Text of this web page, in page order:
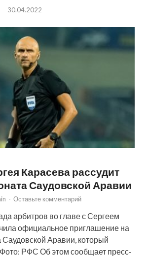
30.04.2022
Карасева рассудит
Саудовской Аравии
- Оставьте комментарий
арбитров во главе с Сергеем
официальное приглашение на
Саудовской Аравии, который
Фото: РФС Об этом сообщает пресс-